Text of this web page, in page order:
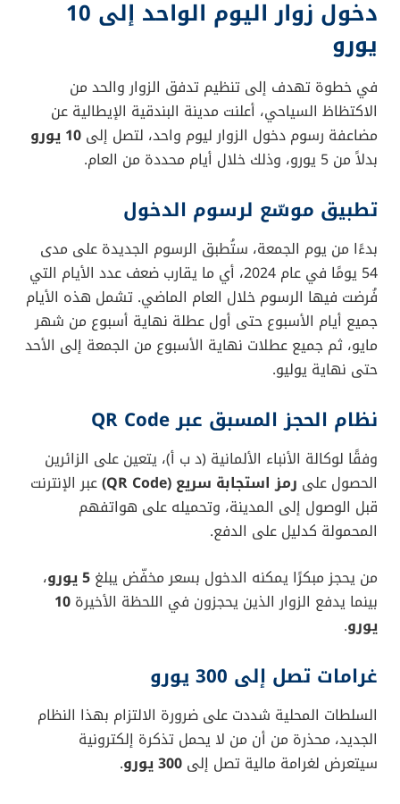
دخول زوار اليوم الواحد إلى 10
يورو
في خطوة تهدف إلى تنظيم تدفق الزوار والحد من
الاكتظاظ السياحي، أعلنت مدينة البندقية الإيطالية عن
مضاعفة رسوم دخول الزوار ليوم واحد، لتصل إلى 10 يورو
بدلاً من 5 يورو، وذلك خلال أيام محددة من العام.
تطبيق موسّع لرسوم الدخول
بدءًا من يوم الجمعة، ستُطبق الرسوم الجديدة على مدى
54 يومًا في عام 2024، أي ما يقارب ضعف عدد الأيام التي
فُرضت فيها الرسوم خلال العام الماضي. تشمل هذه الأيام
جميع أيام الأسبوع حتى أول عطلة نهاية أسبوع من شهر
مايو، ثم جميع عطلات نهاية الأسبوع من الجمعة إلى الأحد
حتى نهاية يوليو.
نظام الحجز المسبق عبر QR Code
وفقًا لوكالة الأنباء الألمانية (د ب أ)، يتعين على الزائرين
الحصول على رمز استجابة سريع (QR Code)
عبر الإنترنت
قبل الوصول إلى المدينة، وتحميله على هواتفهم
المحمولة كدليل على الدفع.
من يحجز مبكرًا يمكنه الدخول بسعر مخفّض يبلغ 5 يورو
،
بينما يدفع الزوار الذين يحجزون في اللحظة الأخيرة 10
يورو.
غرامات تصل إلى 300 يورو
السلطات المحلية شددت على ضرورة الالتزام بهذا النظام
الجديد، محذرة من أن من لا يحمل تذكرة إلكترونية
سيتعرض لغرامة مالية تصل إلى 300 يورو .